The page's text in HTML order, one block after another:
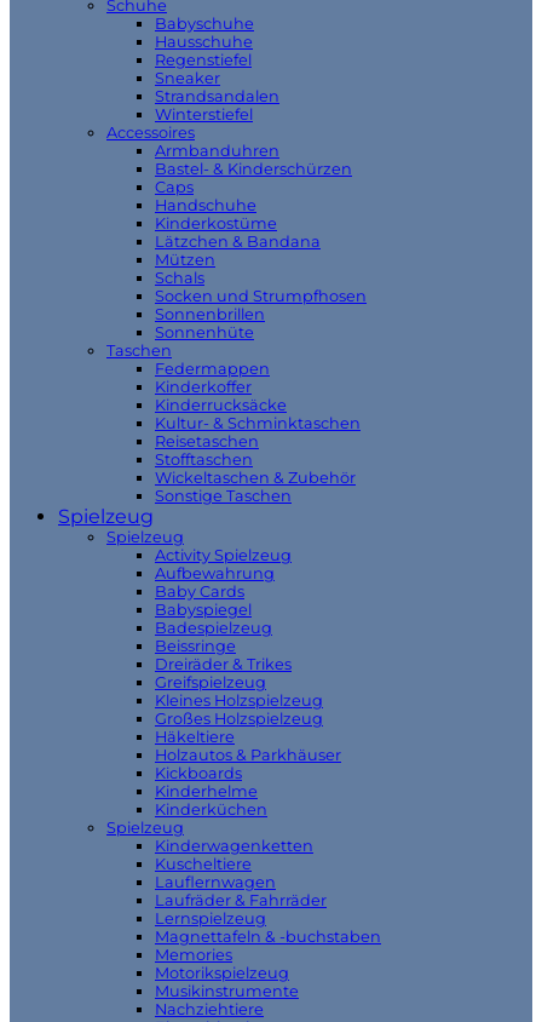
Schuhe
Babyschuhe
Hausschuhe
Regenstiefel
Sneaker
Strandsandalen
Winterstiefel
Accessoires
Armbanduhren
Bastel- & Kinderschürzen
Caps
Handschuhe
Kinderkostüme
Lätzchen & Bandana
Mützen
Schals
Socken und Strumpfhosen
Sonnenbrillen
Sonnenhüte
Taschen
Federmappen
Kinderkoffer
Kinderrucksäcke
Kultur- & Schminktaschen
Reisetaschen
Stofftaschen
Wickeltaschen & Zubehör
Sonstige Taschen
Spielzeug
Spielzeug
Activity Spielzeug
Aufbewahrung
Baby Cards
Babyspiegel
Badespielzeug
Beissringe
Dreiräder & Trikes
Greifspielzeug
Kleines Holzspielzeug
Großes Holzspielzeug
Häkeltiere
Holzautos & Parkhäuser
Kickboards
Kinderhelme
Kinderküchen
Spielzeug
Kinderwagenketten
Kuscheltiere
Lauflernwagen
Laufräder & Fahrräder
Lernspielzeug
Magnettafeln & -buchstaben
Memories
Motorikspielzeug
Musikinstrumente
Nachziehtiere